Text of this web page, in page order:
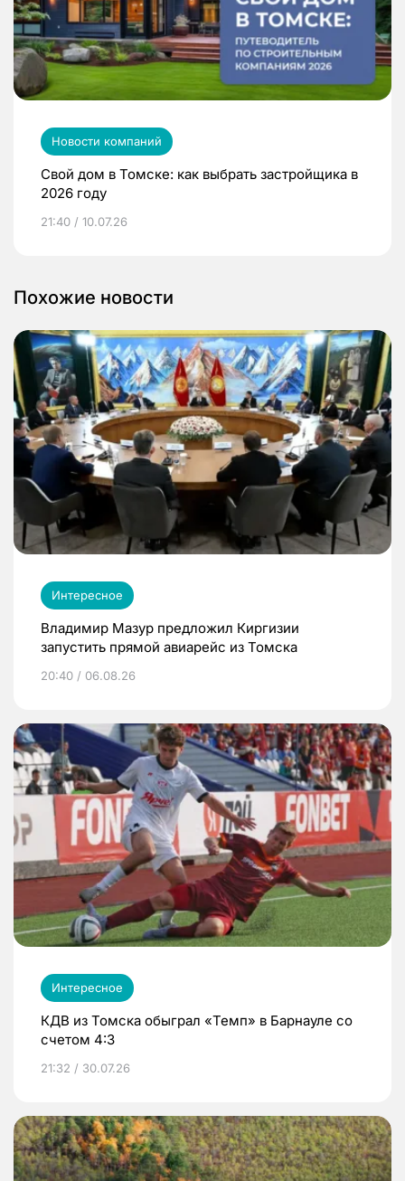
Новости компаний
Свой дом в Томске: как выбрать застройщика в
2026 году
21:40 / 10.07.26
Похожие новости
Интересное
Владимир Мазур предложил Киргизии
запустить прямой авиарейс из Томска
20:40 / 06.08.26
Интересное
КДВ из Томска обыграл «Темп» в Барнауле со
счетом 4:3
21:32 / 30.07.26